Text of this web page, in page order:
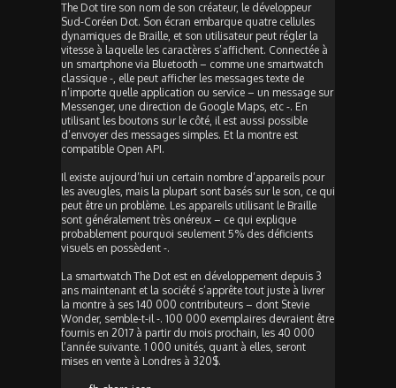
The Dot tire son nom de son créateur, le développeur
Sud-Coréen Dot. Son écran embarque quatre cellules
dynamiques de Braille, et son utilisateur peut régler la
vitesse à laquelle les caractères s’affichent. Connectée à
un smartphone via Bluetooth – comme une smartwatch
classique -, elle peut afficher les messages texte de
n’importe quelle application ou service – un message sur
Messenger, une direction de Google Maps, etc -. En
utilisant les boutons sur le côté, il est aussi possible
d’envoyer des messages simples. Et la montre est
compatible Open API.
Il existe aujourd’hui un certain nombre d’appareils pour
les aveugles, mais la plupart sont basés sur le son, ce qui
peut être un problème. Les appareils utilisant le Braille
sont généralement très onéreux – ce qui explique
probablement pourquoi seulement 5% des déficients
visuels en possèdent -.
La smartwatch The Dot est en développement depuis 3
ans maintenant et la société s’apprête tout juste à livrer
la montre à ses 140 000 contributeurs – dont Stevie
Wonder, semble-t-il -. 100 000 exemplaires devraient être
fournis en 2017 à partir du mois prochain, les 40 000
l’année suivante. 1 000 unités, quant à elles, seront
mises en vente à Londres à 320$.